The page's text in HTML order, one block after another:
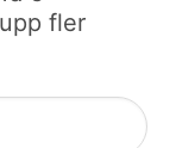
fler